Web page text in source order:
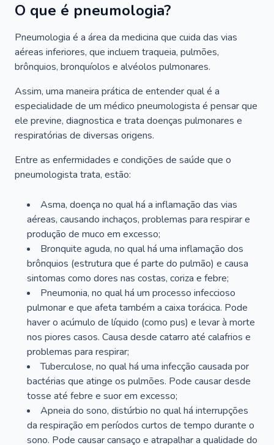
O que é pneumologia?
Pneumologia é a área da medicina que cuida das vias
aéreas inferiores, que incluem traqueia, pulmões,
brônquios, bronquíolos e alvéolos pulmonares.
Assim, uma maneira prática de entender qual é a
especialidade de um médico pneumologista é pensar que
ele previne, diagnostica e trata doenças pulmonares e
respiratórias de diversas origens.
Entre as enfermidades e condições de saúde que o
pneumologista trata, estão:
Asma, doença no qual há a inflamação das vias
aéreas, causando inchaços, problemas para respirar e
produção de muco em excesso;
Bronquite aguda, no qual há uma inflamação dos
brônquios (estrutura que é parte do pulmão) e causa
sintomas como dores nas costas, coriza e febre;
Pneumonia, no qual há um processo infeccioso
pulmonar e que afeta também a caixa torácica. Pode
haver o acúmulo de líquido (como pus) e levar à morte
nos piores casos. Causa desde catarro até calafrios e
problemas para respirar;
Tuberculose, no qual há uma infecção causada por
bactérias que atinge os pulmões. Pode causar desde
tosse até febre e suor em excesso;
Apneia do sono, distúrbio no qual há interrupções
da respiração em períodos curtos de tempo durante o
sono. Pode causar cansaço e atrapalhar a qualidade do